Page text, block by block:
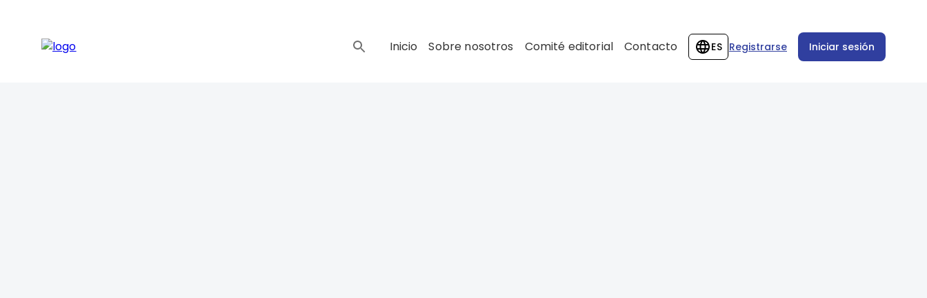
Inicio Sobre nosotros Comité editorial Contacto ES Registrarse Iniciar sesión